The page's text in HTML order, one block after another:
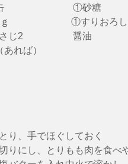
　　　　　　 　①砂糖　　
　　　　　  　①すりおろ
じ2　　　　　 醤油　　　
れば）
り、手でほぐしておく
りにし、とりもも肉を食べ